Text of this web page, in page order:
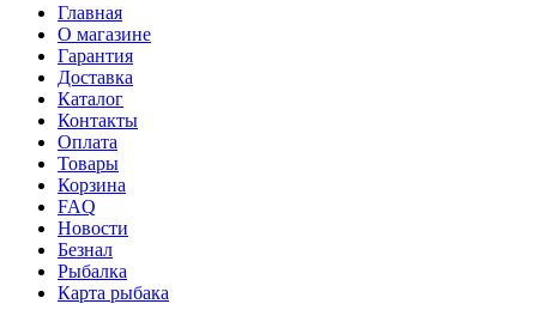
Главная
О магазине
Гарантия
Доставка
Каталог
Контакты
Оплата
Товары
Корзина
FAQ
Новости
Безнал
Рыбалка
Карта рыбака